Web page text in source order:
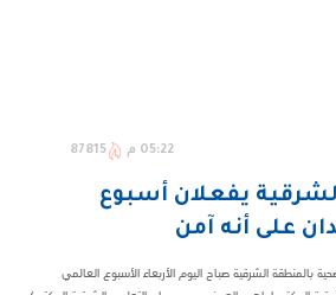
05:22 م 87815
يفعلان أسبوع
على أنه آمن
بالمنطقة الشرقية صباح اليوم الأربعاء الأسبوع العالمي